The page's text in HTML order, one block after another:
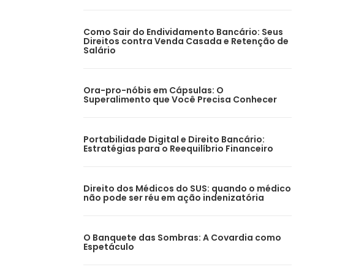
Como Sair do Endividamento Bancário: Seus
Direitos contra Venda Casada e Retenção de
Salário
Ora-pro-nóbis em Cápsulas: O
Superalimento que Você Precisa Conhecer
Portabilidade Digital e Direito Bancário:
Estratégias para o Reequilíbrio Financeiro
Direito dos Médicos do SUS: quando o médico
não pode ser réu em ação indenizatória
O Banquete das Sombras: A Covardia como
Espetáculo